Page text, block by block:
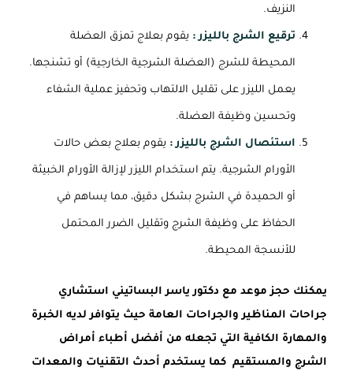
النزيف.
ترقيع الشرج بالليزر : يقوم بعلاج تمزق العضلة
المحيطة للشرج (العضلة الشرجية الخارجية) أو تشنجها.
يعمل الليزر على تقليل الالتهاب وتحفيز عملية الشفاء
وتحسين وظيفة العضلة.
استئصال الشرج بالليزر : يقوم بعلاج بعض حالات
الأورام الشرجية. يتم استخدام الليزر لإزالة الأورام الخبيثة
أو الحميدة في الشرج بشكل دقيق، مما يساهم في
الحفاظ على وظيفة الشرج وتقليل الضرر المحتمل
للأنسجة المحيطة.
يمكنك حجز موعد مع دكتور ياسر البساتيني استشاري
جراحات المناظير والجراحات العامة حيث يتوافر لديه الخبرة
والمهارة الكافية التي تجعله من أفضل أطباء أمراض
الشرج والمستقيم كما يستخدم أحدث التقنيات والمعدات